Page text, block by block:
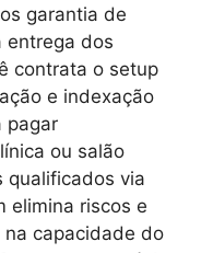
garantia de
entrega dos
contrata o setup
e indexação
pagar
ou salão
qualificados via
elimina riscos e
capacidade do